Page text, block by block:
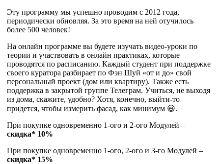
Эту программу мы успешно проводим с 2012 года,
периодически обновляя. За это время на ней отучилось
более 500 человек!
На онлайн программе вы будете изучать видео-уроки по
теории и участвовать в онлайн практиках, которые
проводятся по расписанию. Каждый студент при поддержке
своего куратора разбирает по Фэн Шуй «от и до» свой
персональный проект (дом или квартиру). Также есть
поддержка в закрытой группе Телеграм. Учиться, не выходя
из дома, скажите, удобно? Хотя, конечно, выйти-то
придется, чтобы измерить фасад, как минимум 😃.
При покупке одновременно 1-ого и 2-ого Модулей –
скидка* 10%
При покупке одновременно 1-ого, 2-ого и 3-го Модулей –
скидка* 15%